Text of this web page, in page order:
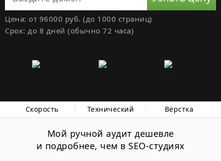
Цена: от 96000 руб. (до 1000 страниц)
Срок: до 8 дней (обычно 72 часа)
Скорость Технический Вёрстка
Мой ручной аудит дешевле
и подробнее, чем в SEO-студиях